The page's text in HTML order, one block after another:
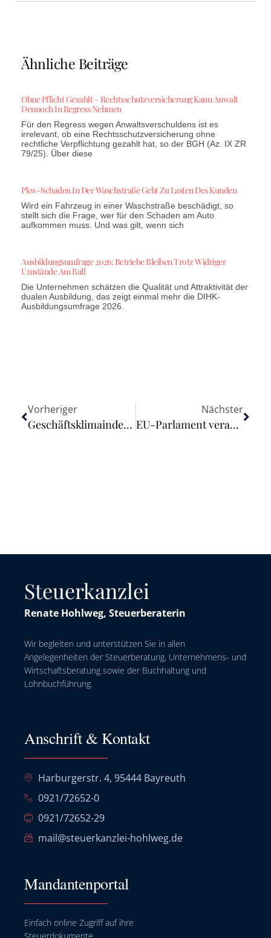
Ähnliche Beiträge
Ohne Pflicht Gezahlt – Rechtsschutzversicherung Kann Anwalt
Dennoch In Regress Nehmen
Für den Regress wegen Anwaltsverschuldens ist es
irrelevant, ob eine Rechtsschutzversicherung ohne
rechtliche Verpflichtung gezahlt hat, so der BGH (Az. IX ZR
79/25). Über diese
Pkw-Schaden In Der Waschstraße Geht Zu Lasten Des Kunden
Wird ein Fahrzeug in einer Waschstraße beschädigt, so
stellt sich die Frage, wer für den Schaden am Auto
aufkommen muss. Und was gilt, wenn sich
Ausbildungsumfrage 2026: Betriebe Bleiben Trotz Widriger
Umstände Am Ball
Die Unternehmen schätzen die Qualität und Attraktivität der
dualen Ausbildung, das zeigt einmal mehr die DIHK-
Ausbildungsumfrage 2026.
Vorheriger
Geschäftsklimaindex für Selbständige erholt sich etwas
Nächster
EU-Parlament verabschiedet Lohntransparenz-Richtlinie
Steuerkanzlei
Renate Hohlweg, Steuerberaterin
Wir begleiten und unterstützen Sie in allen
Angelegenheiten der Steuerberatung, Unternehmens- und
Wirtschaftsberatung sowie der Buchhaltung und
Lohnbuchführung.
Anschrift & Kontakt
Harburgerstr. 4, 95444 Bayreuth
0921/72652-0
0921/72652-29
mail@steuerkanzlei-hohlweg.de
Mandantenportal
Einfach online Zugriff auf ihre